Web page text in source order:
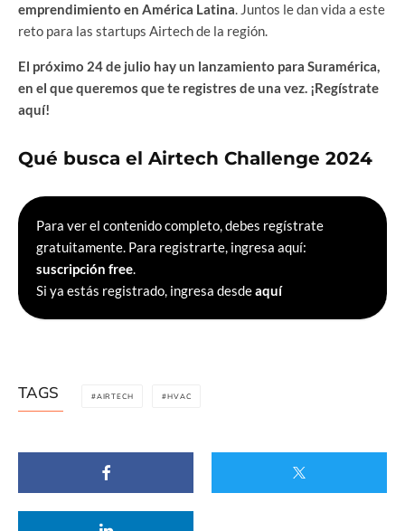
emprendimiento en América Latina. Juntos le dan vida a este
reto para las startups Airtech de la región.
El próximo 24 de julio hay un lanzamiento para Suramérica,
en el que queremos que te registres de una vez. ¡Regístrate
aquí!
Qué busca el Airtech Challenge 2024
Para ver el contenido completo, debes regístrate
gratuitamente. Para registrarte, ingresa aquí:
suscripción free.
Si ya estás registrado, ingresa desdeaquí
TAGS AIRTECH HVAC